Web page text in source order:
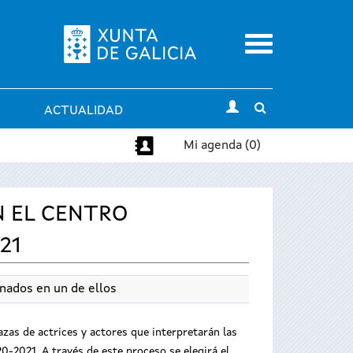
Menu
ACTUALIDAD
search
Mi agenda (0)
EL CENTRO
en un de ellos
de actrices y actores que interpretarán las